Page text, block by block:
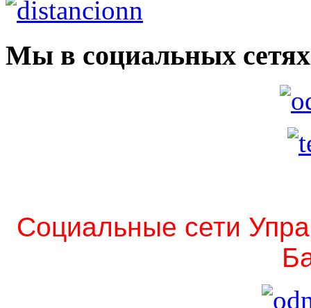
Мы в социальных сетях
Социальные сети